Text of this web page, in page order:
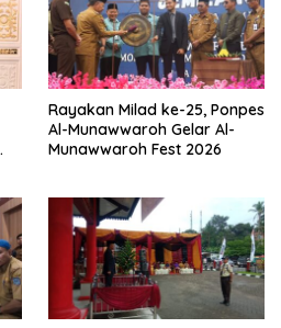
Rayakan Milad ke-25, Ponpes
Al-Munawwaroh Gelar Al-
Munawwaroh Fest 2026